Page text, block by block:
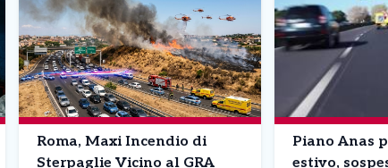
Roma, Maxi Incendio di
Sterpaglie Vicino al GRA
Piano Anas
estivo,